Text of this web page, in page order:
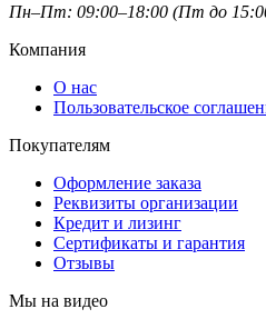
Пн–Пт: 09:00–18:00 (Пт до
Компания
О нас
Пользовательское
Покупателям
Оформление заказа
Реквизиты организации
Кредит и лизинг
Сертификаты и гарантия
Отзывы
Мы на видео